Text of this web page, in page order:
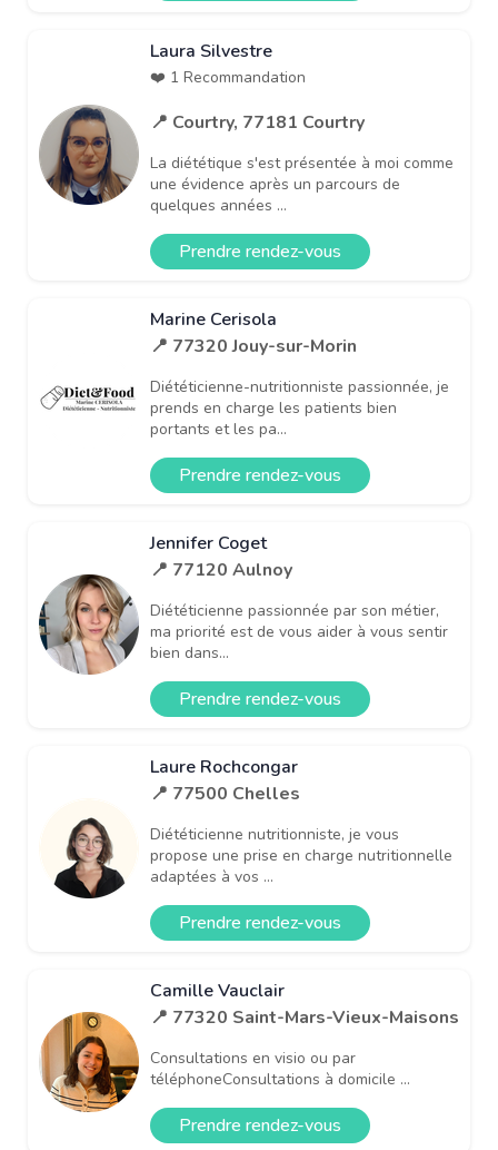
Laura Silvestre
❤️ 1 Recommandation
📍 Courtry, 77181 Courtry
La diététique s'est présentée à moi comme
une évidence après un parcours de
quelques années ...
Prendre rendez-vous
Marine Cerisola
📍 77320 Jouy-sur-Morin
Diététicienne-nutritionniste passionnée, je
prends en charge les patients bien
portants et les pa...
Prendre rendez-vous
Jennifer Coget
📍 77120 Aulnoy
Diététicienne passionnée par son métier,
ma priorité est de vous aider à vous sentir
bien dans...
Prendre rendez-vous
Laure Rochcongar
📍 77500 Chelles
Diététicienne nutritionniste, je vous
propose une prise en charge nutritionnelle
adaptées à vos ...
Prendre rendez-vous
Camille Vauclair
📍 77320 Saint-Mars-Vieux-Maisons
Consultations en visio ou par
téléphoneConsultations à domicile ...
Prendre rendez-vous